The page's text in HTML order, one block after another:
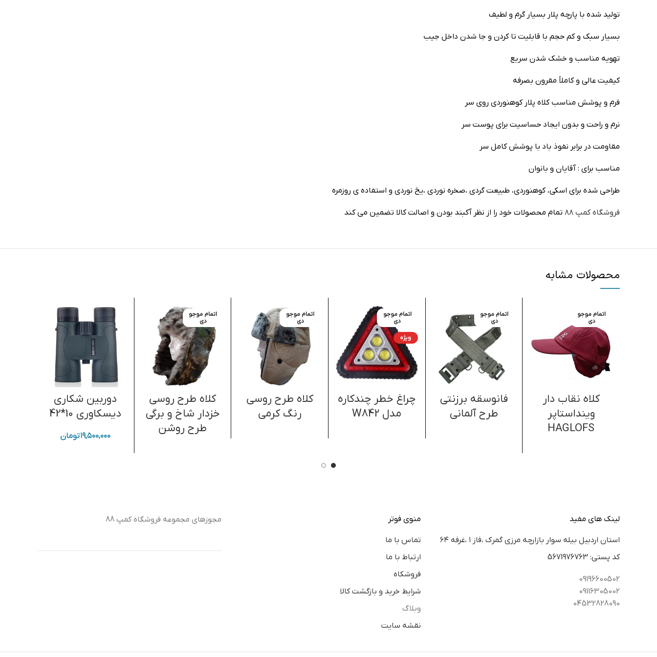
تولید شده با پارچه پلار بسیار گرم و لطیف
بسیار سبک و کم حجم با قابلیت تا کردن و جا شدن داخل جیب
تهویه مناسب و خشک شدن سریع
کیفیت عالی و کاملاً مقرون بصرفه
فرم و پوشش مناسب کلاه پلار کوهنوردی روی سر
نرم و راحت و بدون ایجاد حساسیت برای پوست سر
مقاومت در برابر نفوذ باد با پوشش کامل سر
مناسب برای : آقایان و بانوان
طراحی شده برای اسکی، کوهنوردی، طبیعت گردی ،صخره نوردی ،یخ نوردی و استفاده ی روزمره
فروشگاه کمپ ۸۸ تمام محصولات خود را از نظر آکبند بودن و اصالت کالا تضمین می کند
محصولات مشابه
اتمام موجو
دی
کلاه نقاب دار
وینداستاپر
HAGLOFS
اتمام موجو
دی
فانوسقه برزنتی
طرح آلمانی
اتمام موجو
دی
ویژه
چراغ خطر چندکاره
مدل W842
اتمام موجو
دی
کلاه طرح روسی
رنگ کرمی
اتمام موجو
دی
کلاه طرح روسی
خزدار شاخ و برگی
طرح روشن
دوربین شکاری
دیسکاوری 10*42
۱۹,۵۰۰,۰۰۰تومان
لینک های مفید
استان اردبيل بيله سوار بازارچه مرزي گمرك ،فاز ١ ،غرفه ٦٤
كد پستي: 5671976763
09196600502
09116305002
04532828090
منوی فوتر
تماس با ما
ارتباط با ما
فروشکاه
شرایط خرید و بازگشت کالا
وبلاگ
نقشه سایت
مجوزهای مجموعه فروشگاه کمپ 88